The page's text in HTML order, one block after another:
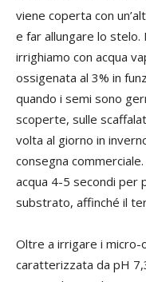
viene coperta con
e far allungare lo stelo.
irrighiamo con acqua
ossigenata al 3% in
quando i semi sono
scoperte, sulle
volta al giorno in
consegna
acqua 4-5 secondi per
substrato, affinché il
Oltre a irrigare i micro-
caratterizzata da pH